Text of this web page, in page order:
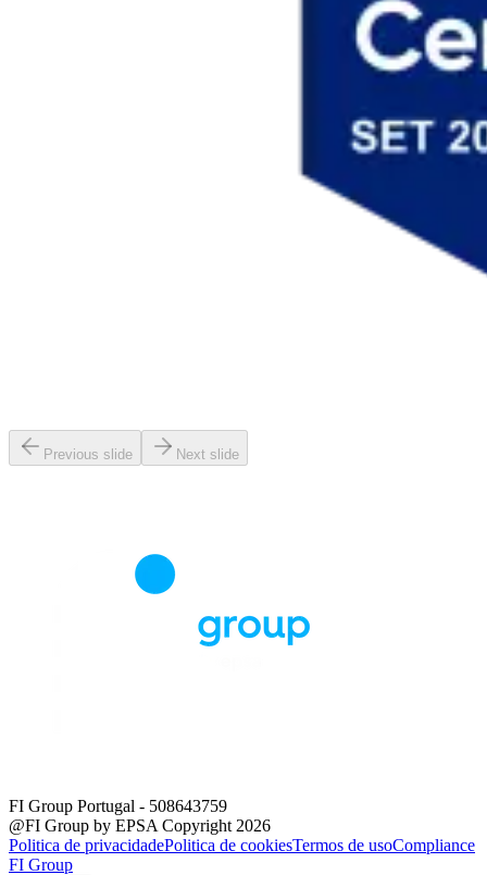
Previous slide Next slide
FI Group Portugal - 508643759
@FI Group by EPSA Copyright 2026
Politica de privacidadePolitica de cookiesTermos de usoCompliance
FI Group